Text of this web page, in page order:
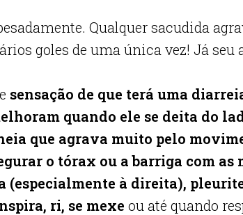
Qualquer sacudida
goles de uma única vez! Já seu
sensação de que terá uma
quando ele se deita do
que agrava muito pelo
o tórax ou a barriga com as
(especialmente à direita),
ri, se mexe ou até quando